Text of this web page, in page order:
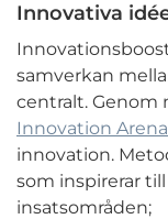
Innovativa
samverkan
centralt. Genom
Innovation Arena
innovation.
som inspirerar
insatsområden;